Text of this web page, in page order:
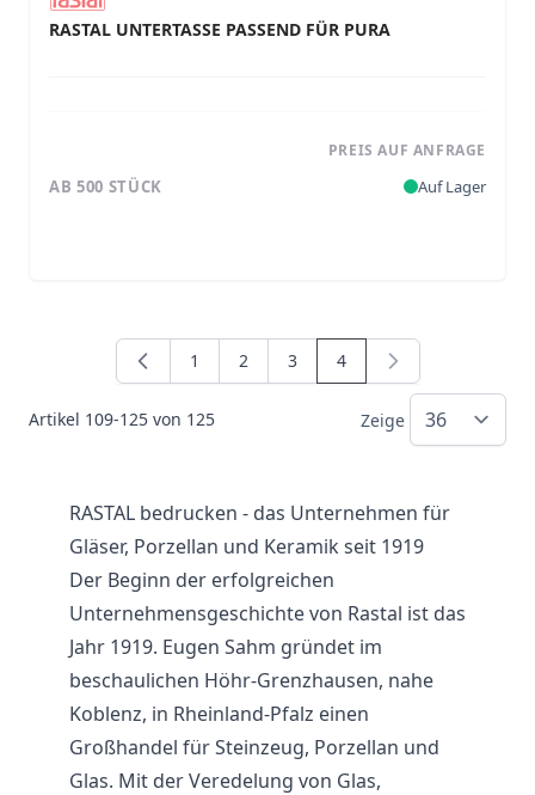
RASTAL UNTERTASSE PASSEND FÜR PURA
PREIS AUF ANFRAGE
AB 500 STÜCK Auf Lager
Artikel 109-125 von 125
Seite
1 Seite
2 Seite
3 Sie lesen gerade die
4
Zeige
RASTAL bedrucken - das Unternehmen für
Gläser, Porzellan und Keramik seit 1919
Der Beginn der erfolgreichen
Unternehmensgeschichte von Rastal ist das
Jahr 1919. Eugen Sahm gründet im
beschaulichen Höhr-Grenzhausen, nahe
Koblenz, in Rheinland-Pfalz einen
Großhandel für Steinzeug, Porzellan und
Glas. Mit der Veredelung von Glas,